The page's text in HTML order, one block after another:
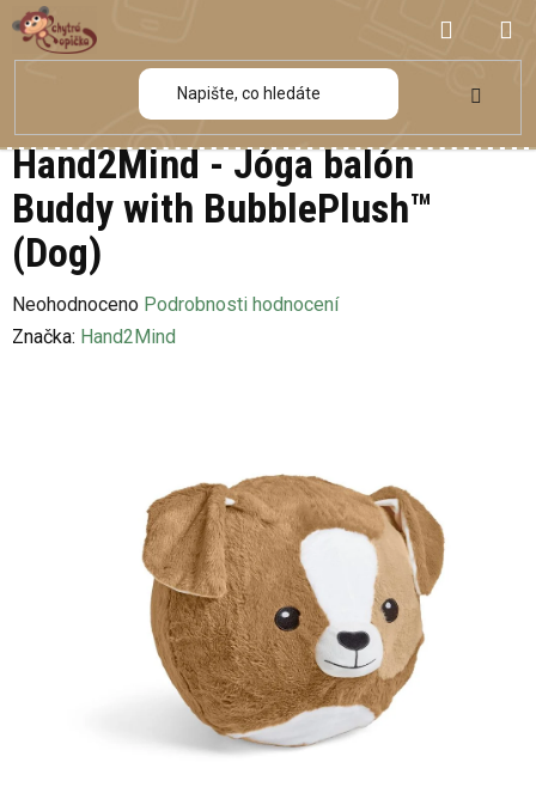
Přejít
na
obsah
KOŠÍK
Hand2Mind - Jóga balón
Buddy with BubblePlush™
(Dog)
Průměrné
hodnocení
Neohodnoceno Podrobnosti hodnocení
Značka: Hand2Mind